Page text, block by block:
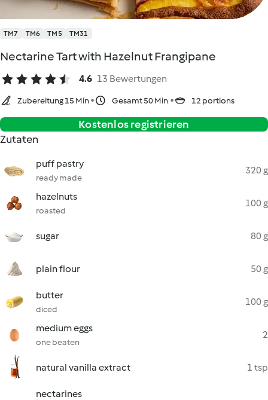
TM7 TM6 TM5 TM31
Nectarine Tart with Hazelnut Frangipane
4.6 13 Bewertungen
Zubereitung 15 Min Gesamt 50 Min 12 portions
Kostenlos registrieren
Zutaten
puff pastry
ready made
320 g
hazelnuts
roasted
100 g
sugar 80 g
plain flour 50 g
butter
diced
100 g
medium eggs
one beaten
2
natural vanilla extract 1 tsp
nectarines